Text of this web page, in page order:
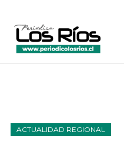
ACTUALIDAD REGIONAL